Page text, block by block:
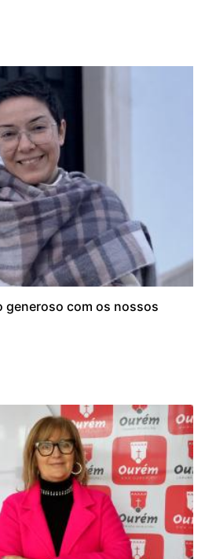
generoso com os nossos